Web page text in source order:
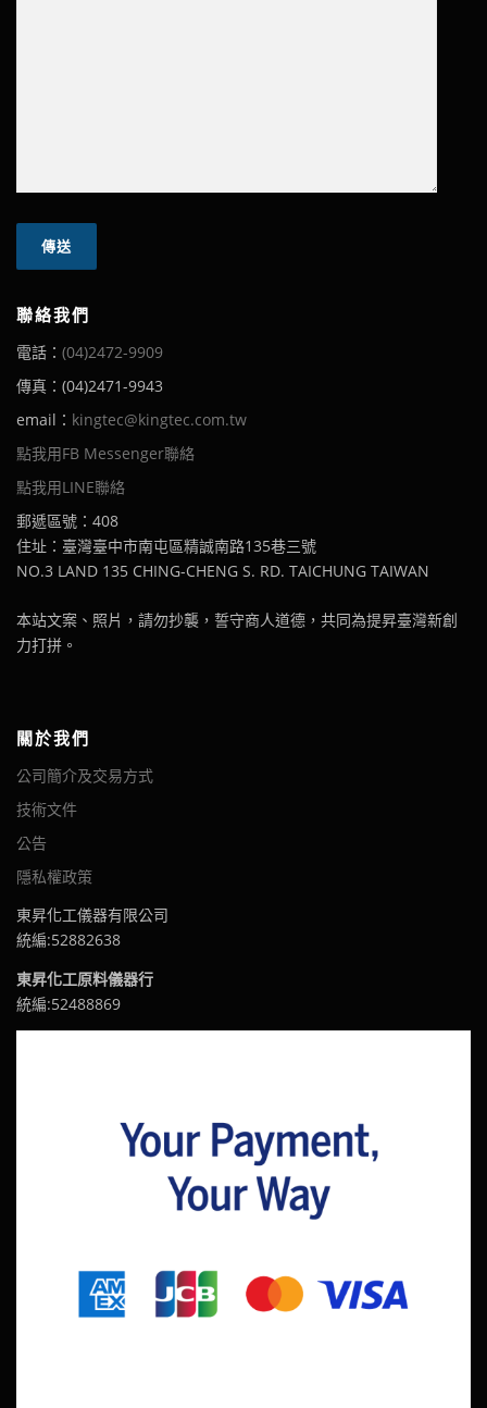
聯絡我們
電話： (04)2472-9909
傳真：(04)2471-9943
email： kingtec@kingtec.com.tw
點我用FB Messenger聯絡
點我用LINE聯絡
郵遞區號：408
住址：臺灣臺中市南屯區精誠南路135巷三號
NO.3 LAND 135 CHING-CHENG S. RD. TAICHUNG TAIWAN
本站文案、照片，請勿抄襲，誓守商人道德，共同為提昇臺灣新創
力打拼。
關於我們
公司簡介及交易方式
技術文件
公告
隱私權政策
東昇化工儀器有限公司
統編:52882638
東昇化工原料儀器行
統編:52488869